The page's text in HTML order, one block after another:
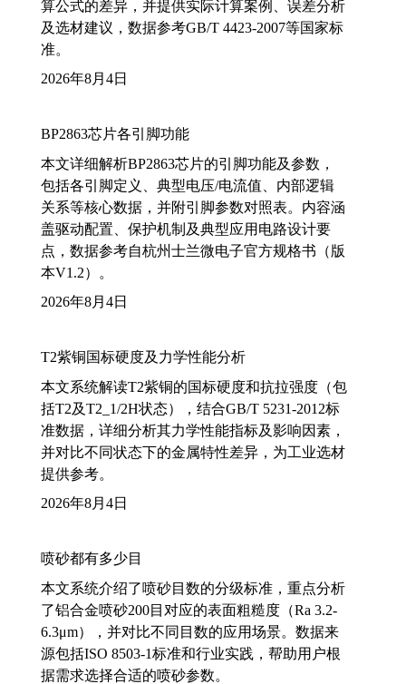
算公式的差异，并提供实际计算案例、误差分析
及选材建议，数据参考GB/T 4423-2007等国家标
准。
2026年8月4日
BP2863芯片各引脚功能
本文详细解析BP2863芯片的引脚功能及参数，
包括各引脚定义、典型电压/电流值、内部逻辑
关系等核心数据，并附引脚参数对照表。内容涵
盖驱动配置、保护机制及典型应用电路设计要
点，数据参考自杭州士兰微电子官方规格书（版
本V1.2）。
2026年8月4日
T2紫铜国标硬度及力学性能分析
本文系统解读T2紫铜的国标硬度和抗拉强度（包
括T2及T2_1/2H状态），结合GB/T 5231-2012标
准数据，详细分析其力学性能指标及影响因素，
并对比不同状态下的金属特性差异，为工业选材
提供参考。
2026年8月4日
喷砂都有多少目
本文系统介绍了喷砂目数的分级标准，重点分析
了铝合金喷砂200目对应的表面粗糙度（Ra 3.2-
6.3μm），并对比不同目数的应用场景。数据来
源包括ISO 8503-1标准和行业实践，帮助用户根
据需求选择合适的喷砂参数。